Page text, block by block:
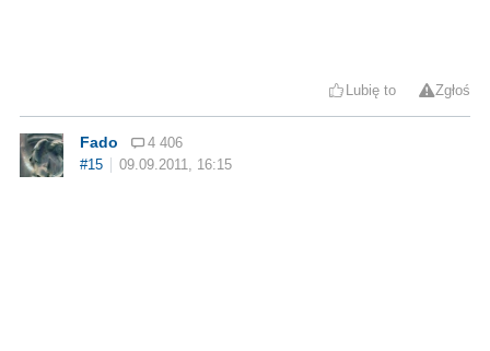
Lubię to Zgłoś
Fado
4 406
#15
09.09.2011, 16:15